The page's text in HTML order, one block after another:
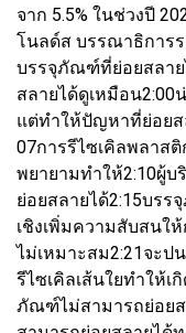
จาก 5.5% ในช่วงปี
โนลด์ส บรรณาธิการร
บรรจุภัณฑ์ที่ย่อยสลา
สลายได้ดูเหมือน2:00
แต่ทำให้ปัญหาที่ย่อยส
07การรีไซเคิลพลาส
พยายามทำให้2:10ผู้
ย่อยสลายได้2:15บร
เชิงเพิ่มความสับสนใ
ไม่เหมาะสม2:21จะป
รีไซเคิลเส้นใยทำให้เ
ภัณฑ์ไม่สามารถย่อยส